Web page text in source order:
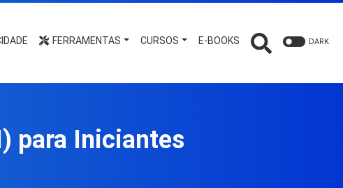
FERRAMENTAS CURSOS E-BOOKS DARK
para Iniciantes